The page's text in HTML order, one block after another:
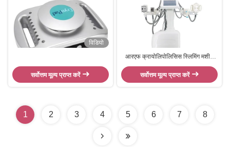
विडियो
सर्वोत्तम मूल्य प्राप्त करें
आरएफ क्रायोलिपोलिसिस स्लिमिंग मशीन
बायो 40 के कैविटेशन वैक्यूम आरएफ वेला
शेपिंग
सर्वोत्तम मूल्य प्राप्त करें
1 2 3 4 5 6 7 8